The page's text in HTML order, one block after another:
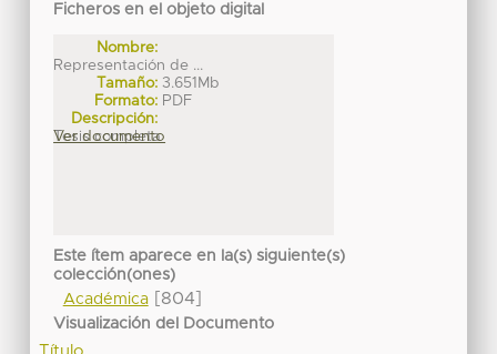
Ficheros en el objeto digital
Nombre:
Representación de ...
Tamaño: 3.651Mb
Formato: PDF
Descripción:
Tesis completa
Ver documento
Este ítem aparece en la(s) siguiente(s)
colección(ones)
Académica[804]
Visualización del Documento